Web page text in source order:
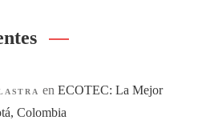
en ECOTEC: La Mejor
Colombia